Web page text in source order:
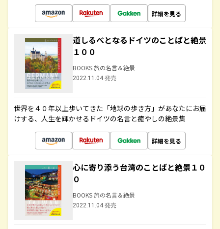
詳細を見る
道しるべとなるドイツのことばと絶景
１００
BOOKS 旅の名言＆絶景
2022.11.04 発売
世界を４０年以上歩いてきた「地球の歩き方」があなたにお届
けする、人生を輝かせるドイツの名言と癒やしの絶景集
詳細を見る
心に寄り添う台湾のことばと絶景１０
０
BOOKS 旅の名言＆絶景
2022.11.04 発売